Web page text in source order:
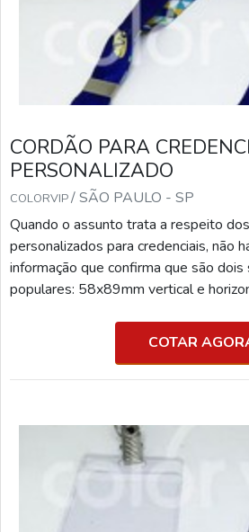
CORDÃO PARA
PERSONALIZADO
COLORVIP/ SÃO PAULO - SP
Quando o assunto trata a respeito
personalizados para credenciais, não
informação que confirma que são
populares: 58x89mm vertical e
PARA CREDENCIAL PERSONALIZADO A credencial
Para que ela seja apresentada
COTAR